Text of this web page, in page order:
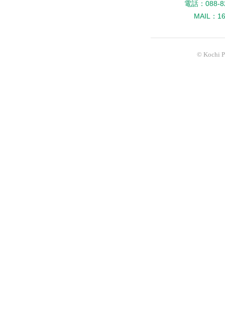
電話：088-
MAIL：
© Kochi